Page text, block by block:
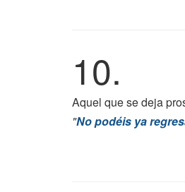
10.
Aquel que se deja
"No podéis ya